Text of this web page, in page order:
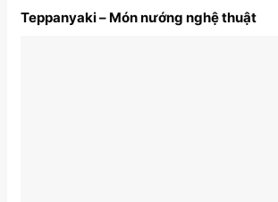
Teppanyaki – Món nướng nghệ thuật